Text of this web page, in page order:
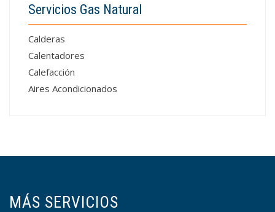
Servicios Gas Natural
Calderas
Calentadores
Calefacción
Aires Acondicionados
MÁS SERVICIOS